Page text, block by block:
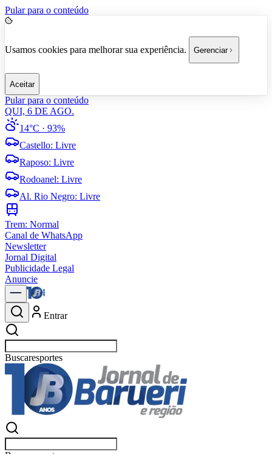
Pular para o conteúdo
Usamos cookies para melhorar sua experiência. Gerenciar
Aceitar
Pular para o conteúdo
QUI, 6 DE AGO.
14°C · 93%
Castello: Livre
Raposo: Livre
Rodoanel: Livre
Al. Rio Negro: Livre
Trem: Normal
Canal de WhatsApp
Newsletter
Jornal Digital
Publicidade Legal
Anuncie
Entrar
Buscarpolítica